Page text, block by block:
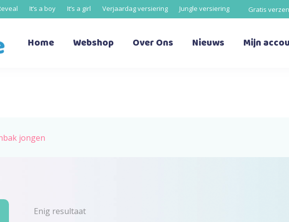
It’s a boy It’s a girl Verjaardag versiering Jungle versiering Gratis
Home Webshop Over Ons Nieuws Mijn
jongen
Enig resultaat